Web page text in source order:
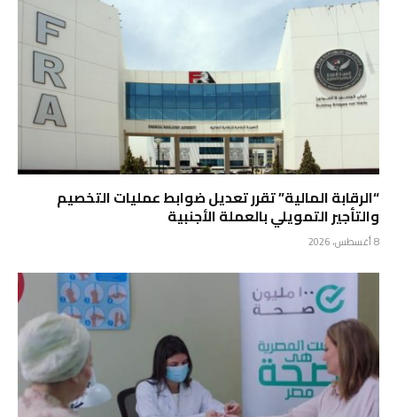
“الرقابة المالية” تقرر تعديل ضوابط عمليات التخصيم
والتأجير التمويلي بالعملة الأجنبية
8 أغسطس، 2026